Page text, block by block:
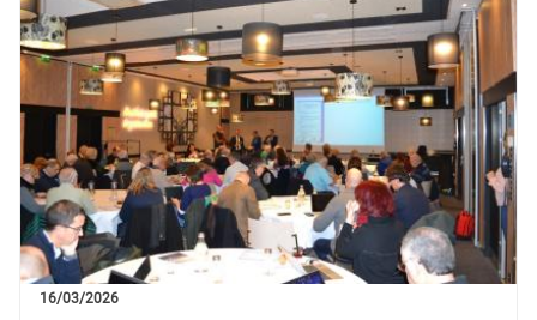
16/03/2026